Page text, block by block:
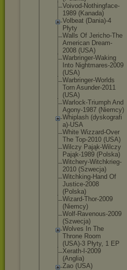
Voivod-Nothingface-
1989 (Kanada)
Volbeat (Dania)-4
Płyty
Walls Of Jericho-The
American Dream-
2008 (USA)
Warbringer-Waking
Into Nightmares-2009
(USA)
Warbringer-Worlds
Torn Asunder-2011
(USA)
Warlock-Triumph And
Agony-1987 (Niemcy)
Whiplash (dyskografi
a)-USA
White Wizzard-Over
The Top-2010 (USA)
Wilczy Pająk-Wilczy
Pająk-1989 (Polska)
Witchery-Witchkrieg-
2010 (Szwecja)
Witchking-Hand Of
Justice-2008
(Polska)
Wizard-Thor-2009
(Niemcy)
Wolf-Ravenous-2009
(Szwecja)
Wolves In The
Throne Room
(USA)-3 Płyty, 1 EP
Xerath-I-2009
(Anglia)
Zao (USA)